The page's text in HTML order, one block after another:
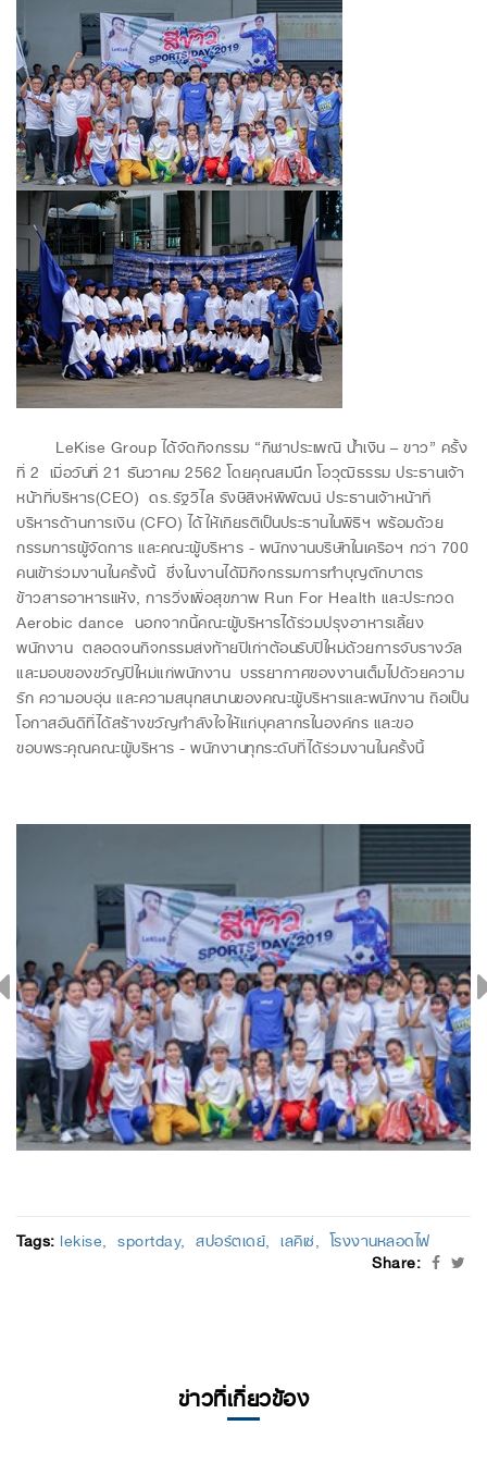
LeKise Group ได้จัดกิจกรรม “กีฬาประเพณี น้ำเงิน – ขาว” ครั้ง
ที่ 2 เมื่อวันที่ 21 ธันวาคม 2562 โดยคุณสมนึก โอวุฒิธรรม ประธานเจ้า
หน้าที่บริหาร(CEO) ดร.รัฐวิไล รังษีสิงห์พิพัฒน์ ประธานเจ้าหน้าที่
บริหารด้านการเงิน (CFO) ได้ให้เกียรติเป็นประธานในพิธีฯ พร้อมด้วย
กรรมการผู้จัดการ และคณะผู้บริหาร - พนักงานบริษัทในเครือฯ กว่า 700
คนเข้าร่วมงานในครั้งนี้ ซึ่งในงานได้มีกิจกรรมการทำบุญตักบาตร
ข้าวสารอาหารแห้ง, การวิ่งเพื่อสุขภาพ Run For Health และประกวด
Aerobic dance นอกจากนี้คณะผู้บริหารได้ร่วมปรุงอาหารเลี้ยง
พนักงาน ตลอดจนกิจกรรมส่งท้ายปีเก่าต้อนรับปีใหม่ด้วยการจับรางวัล
และมอบของขวัญปีใหม่แก่พนักงาน บรรยากาศของงานเต็มไปด้วยความ
รัก ความอบอุ่น และความสนุกสนานของคณะผู้บริหารและพนักงาน ถือเป็น
โอกาสอันดีที่ได้สร้างขวัญกำลังใจให้แก่บุคลากรในองค์กร และขอ
ขอบพระคุณคณะผู้บริหาร - พนักงานทุกระดับที่ได้ร่วมงานในครั้งนี้
Tags: lekise sportday สปอร์ตเดย์ เลคิเซ่ โรงงานหลอดไฟ
Share:
ข่าวที่เกี่ยวข้อง